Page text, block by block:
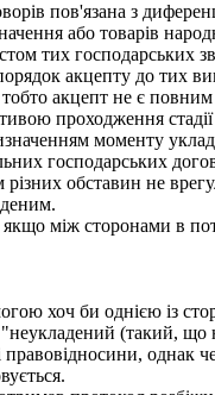
пов'язана з
або товарів
тих господарських
акцепту до тих
акцепт не є
проходження
моменту
господарських
обставин не
між сторонами в
хоч би однією із
(такий, що